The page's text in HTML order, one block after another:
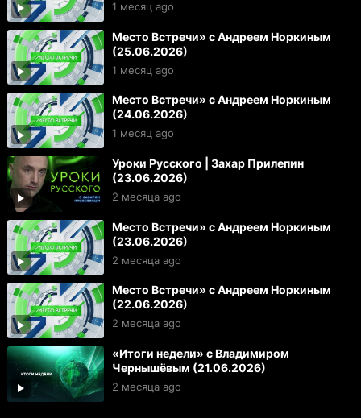
1 месяц ago
Место Встречи» с Андреем Норкиным
(25.06.2026)
1 месяц ago
Место Встречи» с Андреем Норкиным
(24.06.2026)
1 месяц ago
Уроки Русского | Захар Прилепин
(23.06.2026)
2 месяца ago
Место Встречи» с Андреем Норкиным
(23.06.2026)
2 месяца ago
Место Встречи» с Андреем Норкиным
(22.06.2026)
2 месяца ago
«Итоги недели» с Владимиром
Чернышёвым (21.06.2026)
2 месяца ago